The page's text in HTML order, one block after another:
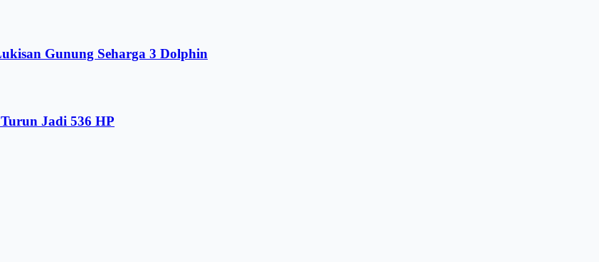
Gunung Seharga 3 Dolphin
Jadi 536 HP